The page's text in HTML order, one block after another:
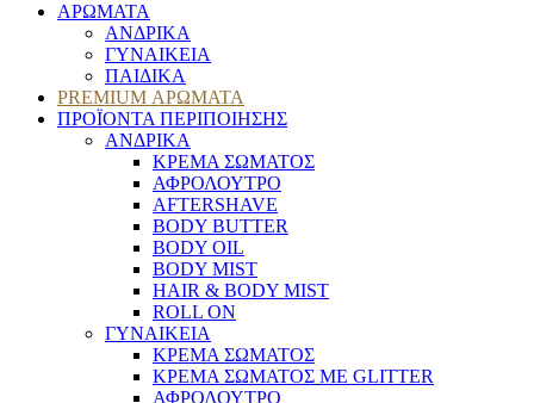
ΑΡΩΜΑΤΑ
ΑΝΔΡΙΚΑ
ΓΥΝΑΙΚΕΙΑ
ΠΑΙΔΙΚΑ
PREMIUM ΑΡΩΜΑΤΑ
ΠΡΟΪΟΝΤΑ ΠΕΡΙΠΟΙΗΣΗΣ
ΑΝΔΡΙΚΑ
ΚΡΕΜΑ ΣΩΜΑΤΟΣ
ΑΦΡΟΛΟΥΤΡΟ
AFTERSHAVE
BODY BUTTER
BODY OIL
BODY MIST
HAIR & BODY MIST
ROLL ON
ΓΥΝΑΙΚΕΙΑ
ΚΡΕΜΑ ΣΩΜΑΤΟΣ
ΚΡΕΜΑ ΣΩΜΑΤΟΣ ΜΕ GLITTER
ΑΦΡΟΛΟΥΤΡΟ